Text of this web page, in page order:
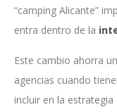
“camping Alicante”
entra dentro de la
Este cambio ahorra
agencias cuando
incluir en la